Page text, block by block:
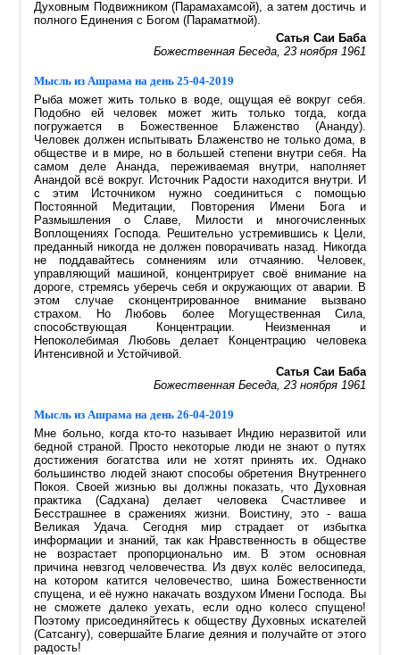
Духовным Подвижником (Парамахамсой), а затем достичь и
полного Единения с Богом (Параматмой).
Сатья Саи Баба
Божественная Беседа, 23 ноября 1961
Мысль из Ашрама на день 25-04-2019
Рыба может жить только в воде, ощущая её вокруг себя.
Подобно ей человек может жить только тогда, когда
погружается в Божественное Блаженство (Ананду).
Человек должен испытывать Блаженство не только дома, в
обществе и в мире, но в большей степени внутри себя. На
самом деле Ананда, переживаемая внутри, наполняет
Анандой всё вокруг. Источник Радости находится внутри. И
с этим Источником нужно соединиться с помощью
Постоянной Медитации, Повторения Имени Бога и
Размышления о Славе, Милости и многочисленных
Воплощениях Господа. Решительно устремившись к Цели,
преданный никогда не должен поворачивать назад. Никогда
не поддавайтесь сомнениям или отчаянию. Человек,
управляющий машиной, концентрирует своё внимание на
дороге, стремясь уберечь себя и окружающих от аварии. В
этом случае сконцентрированное внимание вызвано
страхом. Но Любовь более Могущественная Сила,
способствующая Концентрации. Неизменная и
Непоколебимая Любовь делает Концентрацию человека
Интенсивной и Устойчивой.
Сатья Саи Баба
Божественная Беседа, 23 ноября 1961
Мысль из Ашрама на день 26-04-2019
Мне больно, когда кто-то называет Индию неразвитой или
бедной страной. Просто некоторые люди не знают о путях
достижения богатства или не хотят принять их. Однако
большинство людей знают способы обретения Внутреннего
Покоя. Своей жизнью вы должны показать, что Духовная
практика (Садхана) делает человека Счастливее и
Бесстрашнее в сражениях жизни. Воистину, это - ваша
Великая Удача. Сегодня мир страдает от избытка
информации и знаний, так как Нравственность в обществе
не возрастает пропорционально им. В этом основная
причина невзгод человечества. Из двух колёс велосипеда,
на котором катится человечество, шина Божественности
спущена, и её нужно накачать воздухом Имени Господа. Вы
не сможете далеко уехать, если одно колесо спущено!
Поэтому присоединяйтесь к обществу Духовных искателей
(Сатсангу), совершайте Благие деяния и получайте от этого
радость!